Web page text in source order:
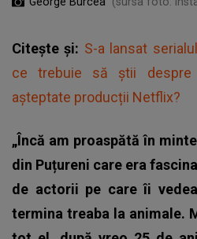
Citește și: S-a lansat
ce trebuie să știi
așteptate producții Netflix?
„Încă am proaspătă în
din Puțureni care era
de actorii pe care îi
termina treaba la animale.